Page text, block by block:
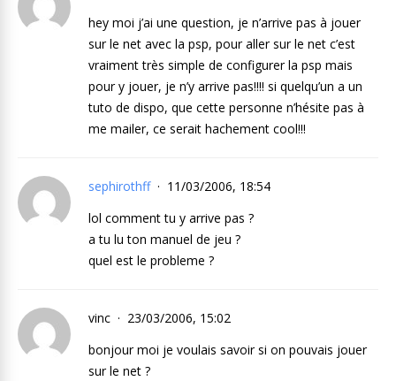
hey moi j’ai une question, je n’arrive pas à jouer
sur le net avec la psp, pour aller sur le net c’est
vraiment très simple de configurer la psp mais
pour y jouer, je n’y arrive pas!!!! si quelqu’un a un
tuto de dispo, que cette personne n’hésite pas à
me mailer, ce serait hachement cool!!!
sephirothff
11/03/2006, 18:54
lol comment tu y arrive pas ?
a tu lu ton manuel de jeu ?
quel est le probleme ?
vinc
23/03/2006, 15:02
bonjour moi je voulais savoir si on pouvais jouer
sur le net ?